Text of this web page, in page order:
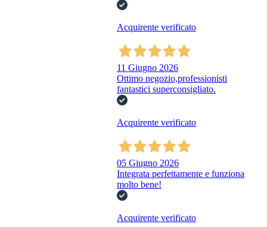
Acquirente verificato
11 Giugno 2026
Ottimo negozio,professionisti
fantastici superconsigliato.
Acquirente verificato
05 Giugno 2026
Integrata perfettamente e funziona
molto bene!
Acquirente verificato